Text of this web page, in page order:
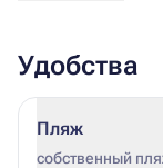
Удобства
Пляж
собственный пляж